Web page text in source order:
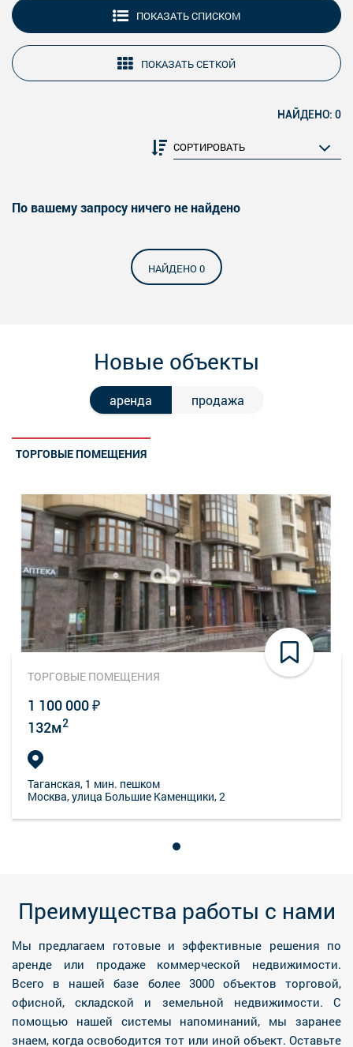
ПОКАЗАТЬ СПИСКОМ
ПОКАЗАТЬ СЕТКОЙ
НАЙДЕНО: 0
По вашему запросу ничего не найдено
НАЙДЕНО 0
Новые объекты
аренда продажа
ТОРГОВЫЕ ПОМЕЩЕНИЯ
ТОРГОВЫЕ ПОМЕЩЕНИЯ
1 100 000 ₽
132м2
Таганская, 1 мин. пешком
Москва, улица Большие Каменщики, 2
Преимущества работы с нами
Мы предлагаем готовые и эффективные решения по
аренде или продаже коммерческой недвижимости.
Всего в нашей базе более 3000 объектов торговой,
офисной, складской и земельной недвижимости. С
помощью нашей системы напоминаний, мы заранее
знаем, когда освободится тот или иной объект. Оставьте